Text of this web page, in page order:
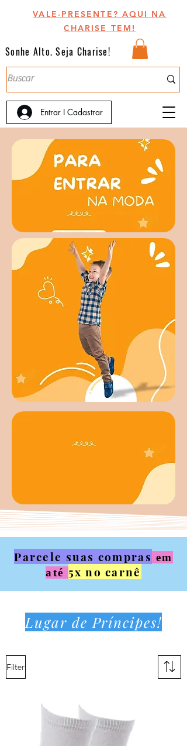
VALE-PRESENTE? AQUI NA
CHARISE TEM!
Sonhe Alto. Seja Charise!
Entrar I Cadastrar
Parcele suas compras em
até 5x no carnê
Lugar de Príncipes!
Filter